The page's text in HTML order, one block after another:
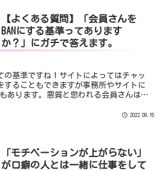
【よくある質問】「会員さんを
BANにする基準ってあります
か？」にガチで答えます。
の基準ですね！サイトによってはチャッ
することもできますが事務所やサイトに
あります。悪質と思われる会員さんは
2022.09.15
「モチベーションが上がらない」
が口癖の人とは一緒に仕事をして